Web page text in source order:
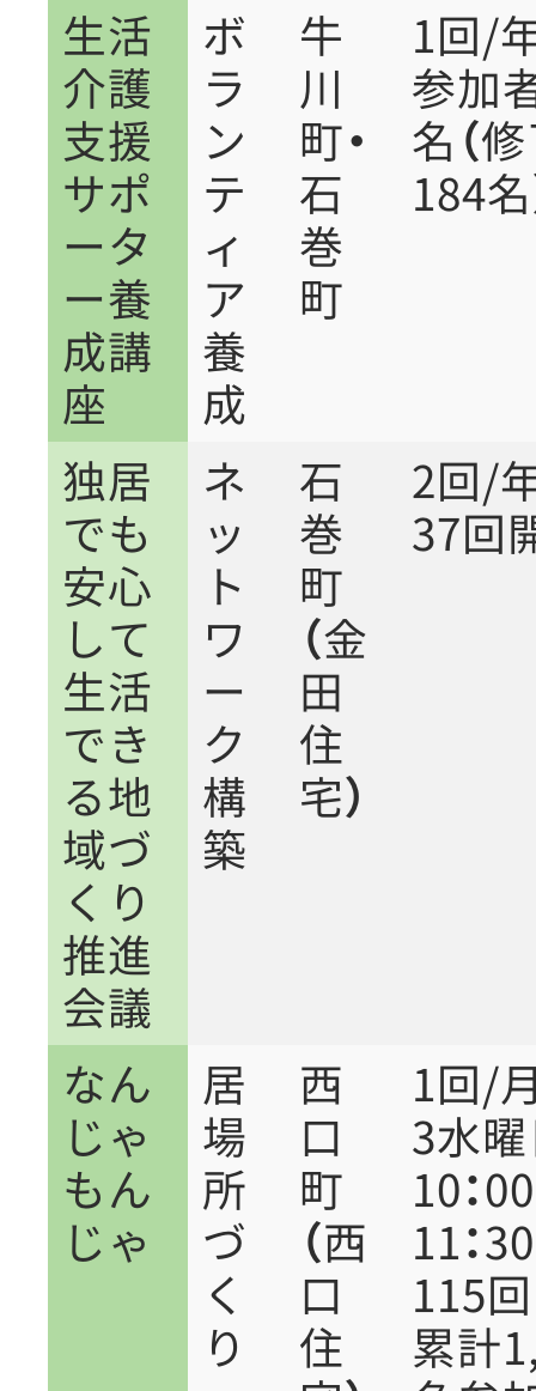
生活
介護
支援
サポ
ータ
ー養
成講
座
ボ
ラ
ン
テ
ィ
ア
養
成
牛
川
町・
石
巻
町
1回
参加
名（
184名
独居
でも
安心
して
生活
でき
る地
域づ
くり
推進
会議
ネ
ッ
ト
ワ
ー
ク
構
築
石
巻
町
（金
田
住
宅）
2回
37回
なん
じゃ
もん
じゃ
居
場
所
づ
く
り
西
口
町
（西
口
住
1回/
3水
10：
11：
累計